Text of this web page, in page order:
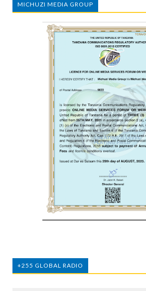
MICHUZI MEDIA GROUP
+255 GLOBAL RADIO